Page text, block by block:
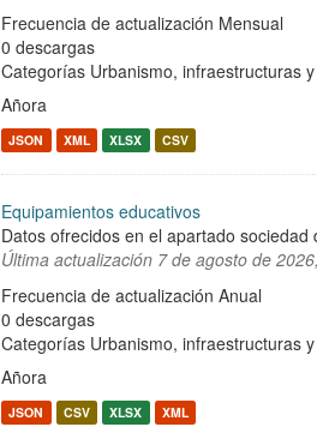
Frecuencia de actualización Mensual
0 descargas
Categorías Urbanismo, infraestructuras
Añora
JSON XML XLSX CSV
Equipamientos educativos
Datos ofrecidos en el apartado
Última actualización 7 de agosto de
Frecuencia de actualización Anual
0 descargas
Categorías Urbanismo, infraestructuras
Añora
JSON CSV XLSX XML